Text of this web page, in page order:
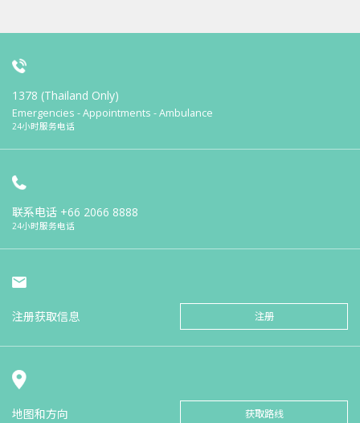
1378 (Thailand Only)
Emergencies - Appointments - Ambulance
24小时服务电话
联系电话 +66 2066 8888
24小时服务电话
注册获取信息 注册
地图和方向 获取路线